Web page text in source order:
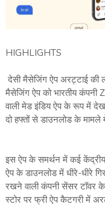
HIGHLIGHTS
देसी मैसेजिंग ऐप अरट्टाई की
मैसेजिंग ऐप को भारतीय कंपनी
वाली मेड इंडिय ऐप के रूप में
दो हफ्तों से डाउनलोड के मामले
इस ऐप के समर्थन में कई
ऐप के डाउनलोड में धीरे-धीरे
रखने वाली कंपनी सेंसर टॉवर
स्टोर पर फ्री ऐप कैटगरी में